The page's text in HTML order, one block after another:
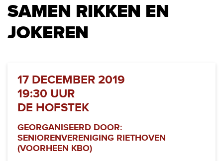
SAMEN RIKKEN EN
JOKEREN
17 DECEMBER 2019
19:30 UUR
DE HOFSTEK
GEORGANISEERD DOOR:
SENIORENVERENIGING RIETHOVEN
(VOORHEEN KBO)